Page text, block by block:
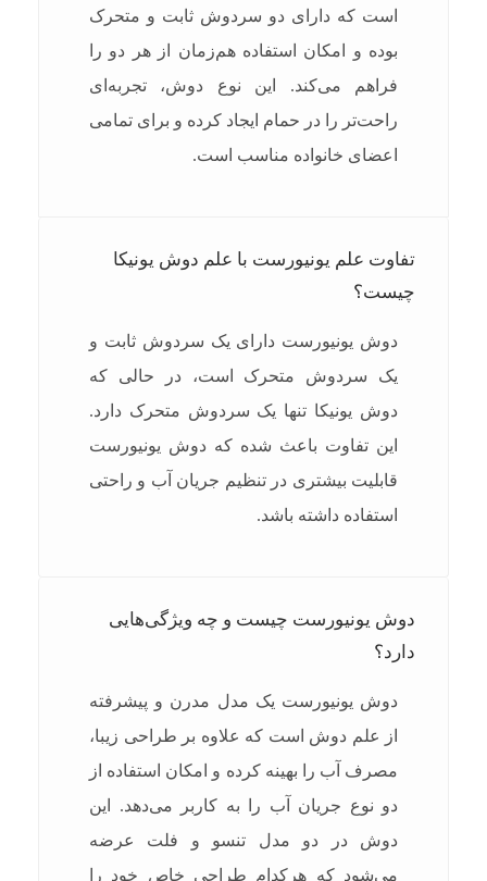
است که دارای دو سردوش ثابت و متحرک
بوده و امکان استفاده هم‌زمان از هر دو را
فراهم می‌کند. این نوع دوش، تجربه‌ای
راحت‌تر را در حمام ایجاد کرده و برای تمامی
اعضای خانواده مناسب است.
تفاوت علم یونیورست با علم دوش یونیکا
چیست؟
دوش یونیورست دارای یک سردوش ثابت و
یک سردوش متحرک است، در حالی که
دوش یونیکا تنها یک سردوش متحرک دارد.
این تفاوت باعث شده که دوش یونیورست
قابلیت بیشتری در تنظیم جریان آب و راحتی
استفاده داشته باشد.
دوش یونیورست چیست و چه ویژگی‌هایی
دارد؟
دوش یونیورست یک مدل مدرن و پیشرفته
از علم دوش است که علاوه بر طراحی زیبا،
مصرف آب را بهینه کرده و امکان استفاده از
دو نوع جریان آب را به کاربر می‌دهد. این
دوش در دو مدل تنسو و فلت عرضه
می‌شود که هرکدام طراحی خاص خود را